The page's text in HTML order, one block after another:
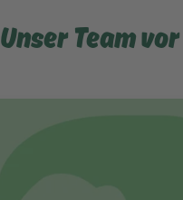
Unser Team